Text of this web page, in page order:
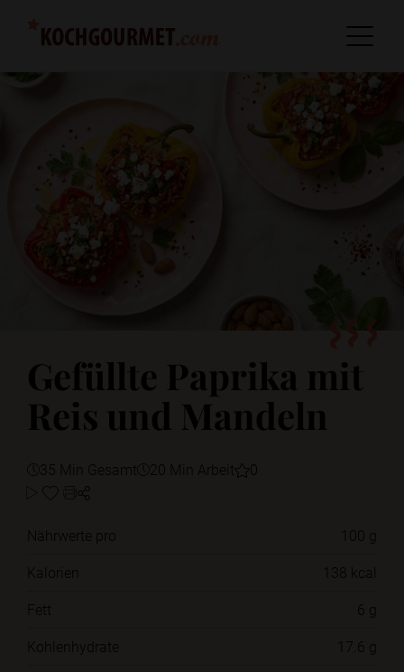
Gefüllte Paprika mit
Reis und Mandeln
35 Min Gesamt 20 Min Arbeit 0
Nährwerte pro
100 g
Kalorien
138 kcal
Fett
6 g
Kohlenhydrate
17.6 g